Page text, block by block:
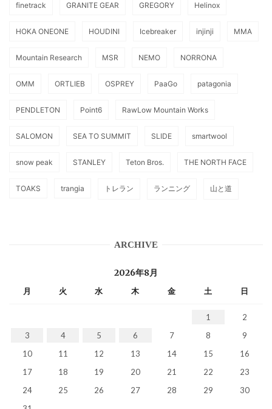
finetrack GRANITE GEAR GREGORY Helinox
HOKA ONEONE HOUDINI Icebreaker injinji MMA
Mountain Research MSR NEMO NORRONA
OMM ORTLIEB OSPREY PaaGo patagonia
PENDLETON Point6 RawLow Mountain Works
SALOMON SEA TO SUMMIT SLIDE smartwool
snow peak STANLEY Teton Bros. THE NORTH FACE
TOAKS trangia トレラン ランニング 山と道
ARCHIVE
2026年8月
月 火 水 木 金 土 日
1
2
3
4 5 6 7 8
9
10
11 12 13 14 15
16
17
18 19 20 21 22
23
24
25 26 27 28 29
30